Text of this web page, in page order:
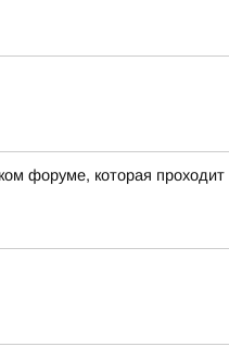
форуме, которая